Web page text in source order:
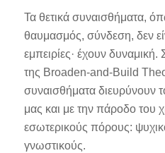
Τα θετικά συναισθήματα,
θαυμασμός, σύνδεση, δεν
εμπειρίες· έχουν
της Broaden-and-Build
συναισθήματα διευρύνουν
μας και με την πάροδο του
εσωτερικούς πόρους:
γνωστικούς.